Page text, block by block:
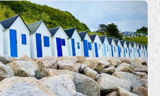
die Community-
News erfahren